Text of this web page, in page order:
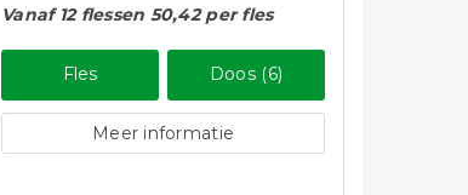
Vanaf 12 flessen 50,42 per fles
Fles Doos (6)
Meer informatie